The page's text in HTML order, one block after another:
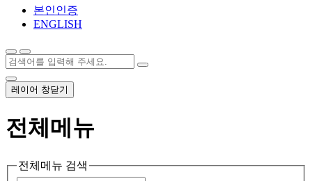
본인인증
ENGLISH
레이어 창닫기
전체메뉴
전체메뉴 검색